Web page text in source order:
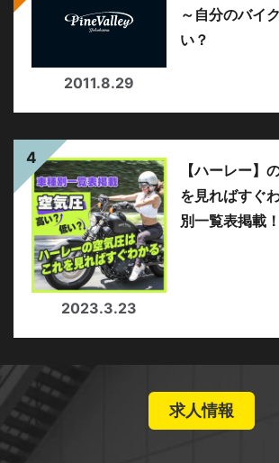
2011.8.29
～自分のバイ
い？
2023.3.23
【ハーレー】
を見ればすぐ
別一覧表掲載！
求人情報